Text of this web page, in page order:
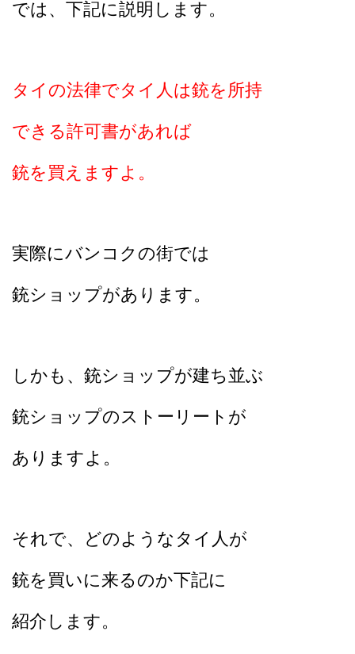
では、下記に説明します。
タイの法律でタイ人は銃を所持
できる許可書があれば
銃を買えますよ。
実際にバンコクの街では
銃ショップがあります。
しかも、銃ショップが建ち並ぶ
銃ショップのストーリートが
ありますよ。
それで、どのようなタイ人が
銃を買いに来るのか下記に
紹介します。